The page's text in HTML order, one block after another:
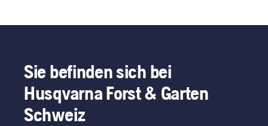
Rasentrimmer
und professioneller Rasentrimmer
Sie befinden sich bei
Husqvarna Forst & Garten
Schweiz